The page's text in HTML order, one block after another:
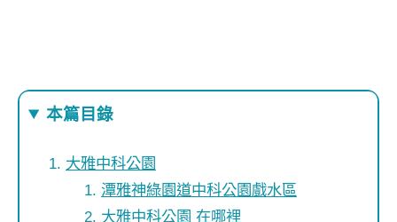
本篇目錄
大雅中科公園
潭雅神綠園道中科公園戲水區
大雅中科公園 在哪裡